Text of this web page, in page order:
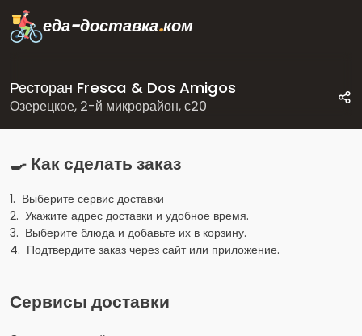
еда-доставка.ком
Ресторан Fresca & Dos Amigos
Озерецкое, 2-й микрорайон, с20
🍳 Как сделать заказ
1. Выберите сервис доставки
2. Укажите адрес доставки и удобное время.
3. Выберите блюда и добавьте их в корзину.
4. Подтвердите заказ через сайт или приложение.
Сервисы доставки